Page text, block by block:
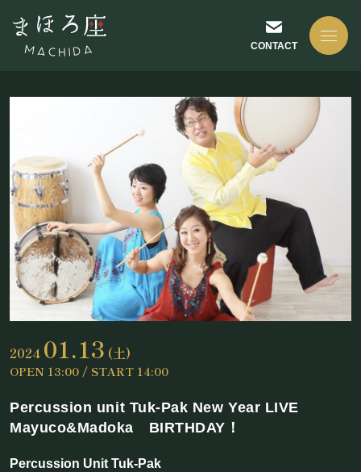
CONTACT
NEWS
お知らせ
ABOUT US
座長挨拶
2024 01.13 (土)
OPEN 13:00 / START 14:00
Percussion unit Tuk-Pak New Year LIVE
Mayuco&Madoka BIRTHDAY！
Percussion Unit Tuk-Pak